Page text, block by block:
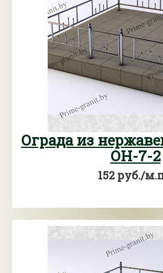
Ограда из
ОН-7-2
152 руб./